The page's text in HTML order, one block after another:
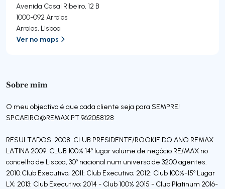
Sobre mim
O meu objectivo é que cada cliente seja para SEMPRE!
SPCAEIRO@REMAX.PT962058128
RESULTADOS: 2008: CLUB PRESIDENTE/ROOKIE DO ANO REMAX
LATINA 2009: CLUB 100% 14º lugar volume de negócio RE/MAX no
concelho de Lisboa, 30º nacional num universo de 3200 agentes.
2010:Club Executivo; 2011: Club Executivo; 2012: Club 100%-15º Lugar
LX; 2013: Club Executivo; 2014 - Club 100% 2015 - Club Platinum 2016-
Avenida Casal Ribeiro, 12 B
1000-092Arroios
Arroios, Lisboa
Ver no maps